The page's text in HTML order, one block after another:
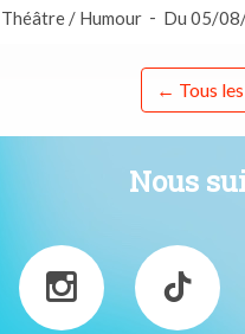
Théâtre / Humour Du 05/
← Tous
Nous